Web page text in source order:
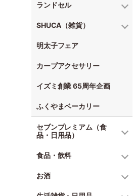
ランドセル
SHUCA（雑貨）
明太子フェア
カープアクセサリー
イズミ創業 65周年企画
ふくやまベーカリー
セブンプレミアム（食
品・日用品）
食品・飲料
お酒